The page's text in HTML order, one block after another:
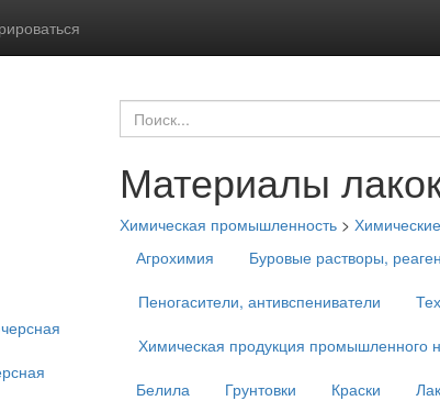
Материалы
Химическая промышленность >
Агрохимия
Буровые растворы,
Пеногасители, антивспениватели
Химическая продукция промышленного
Белила
Грунтовки Краски